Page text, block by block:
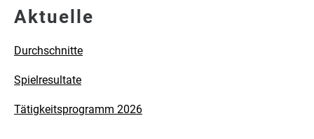
Aktuelle
Durchschnitte
Spielresultate
Tätigkeitsprogramm 2026